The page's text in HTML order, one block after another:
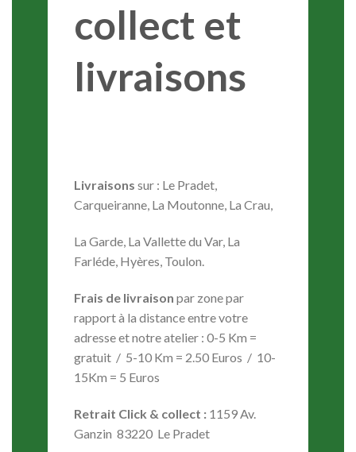
collect et
livraisons
Livraisons sur : Le Pradet,
Carqueiranne, La Moutonne, La Crau,
La Garde, La Vallette du Var, La
Farléde, Hyères, Toulon.
Frais de livraison par zone par
rapport à la distance entre votre
adresse et notre atelier : 0-5 Km =
gratuit / 5-10 Km = 2.50 Euros / 10-
15Km = 5 Euros
Retrait Click & collect :1159 Av.
Ganzin 83220 Le Pradet